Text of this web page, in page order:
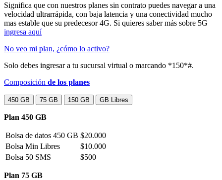
Significa que con nuestros planes sin contrato puedes navegar a una
velocidad ultrarrápida, con baja latencia y una conectividad mucho
mas estable que su predecesor 4G. Si quieres saber más sobre 5G
ingresa aquí
No veo mi plan, ¿cómo lo activo?
Solo debes ingresar a tu sucursal virtual o marcando *150*#.
Composición de los planes
450 GB 75 GB 150 GB GB Libres
Plan 450 GB
Bolsa de datos 450 GB $20.000
Bolsa Min Libres
$10.000
Bolsa 50 SMS
$500
Plan 75 GB